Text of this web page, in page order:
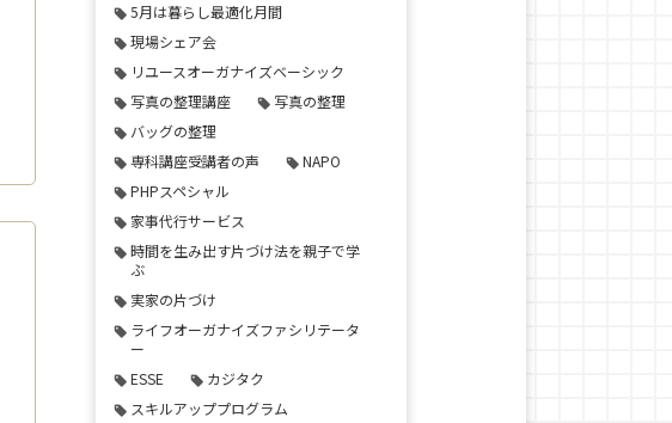
5月は暮らし最適化月間
現場シェア会
リユースオーガナイズベーシック
写真の整理講座
写真の整理
バッグの整理
専科講座受講者の声
NAPO
PHPスペシャル
家事代行サービス
時間を生み出す片づけ法を親子で学
ぶ
実家の片づけ
ライフオーガナイズファシリテータ
ー
ESSE
カジタク
スキルアッププログラム